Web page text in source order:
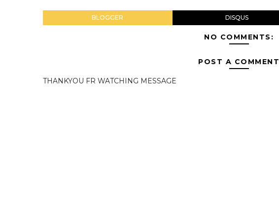
BLOGGER DISQUS
NO COMMENTS:
POST A COMMENT
THANKYOU FR WATCHING MESSAGE